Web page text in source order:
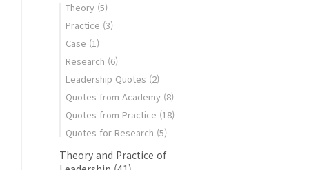
Theory (5)
Practice (3)
Case (1)
Research (6)
Leadership Quotes (2)
Quotes from Academy (8)
Quotes from Practice (18)
Quotes for Research (5)
Theory and Practice of